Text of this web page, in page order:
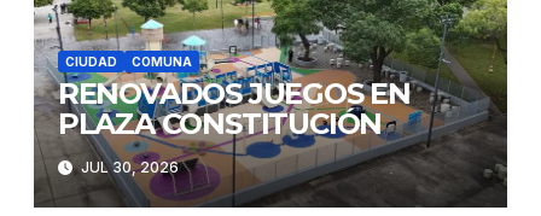
CIUDAD COMUNA
RENOVADOS JUEGOS EN
PLAZA CONSTITUCIÓN
JUL 30, 2026